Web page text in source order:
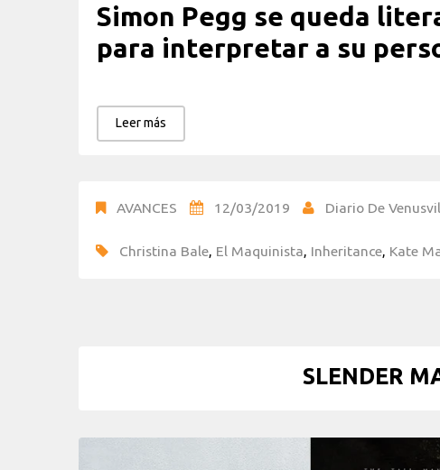
Simon Pegg se queda
para interpretar a su
Leer más
AVANCES 12/03/2019 Diario De
Christina Bale, El Maquinista, Inheritance, Kate
SLENDER